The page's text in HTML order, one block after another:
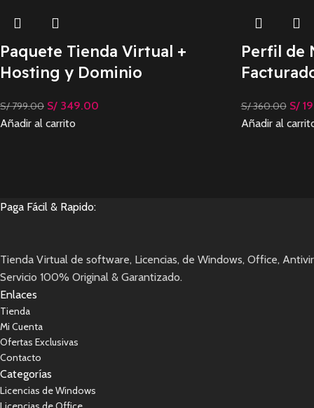
Paquete Tienda Virtual +
Hosting y Dominio
S/799.00 S/ 349.00
Añadir al carrito
Perfil de
S/360.00 S/
Añadir al
Paga Fácil & Rapido:
Tienda Virtual de software, Licencias, de Windows, Office,
Servicio 100% Original & Garantizado.
Enlaces
Tienda
Mi Cuenta
Ofertas Exclusivas
Contacto
Categorías
Licencias de Windows